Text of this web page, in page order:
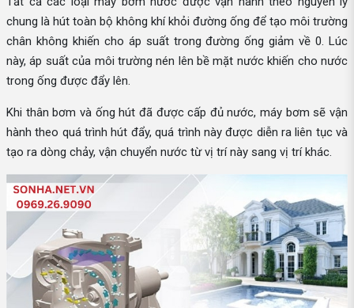
chung là hút toàn bộ không khí khỏi đường ống để tạo môi trường
chân không khiến cho áp suất trong đường ống giảm về 0. Lúc
này, áp suất của môi trường nén lên bề mặt nước khiến cho nước
trong ống được đẩy lên.
Khi thân bơm và ống hút đã được cấp đủ nước, máy bơm sẽ vận
hành theo quá trình hút đẩy, quá trình này được diễn ra liên tục và
tạo ra dòng chảy, vận chuyển nước từ vị trí này sang vị trí khác.